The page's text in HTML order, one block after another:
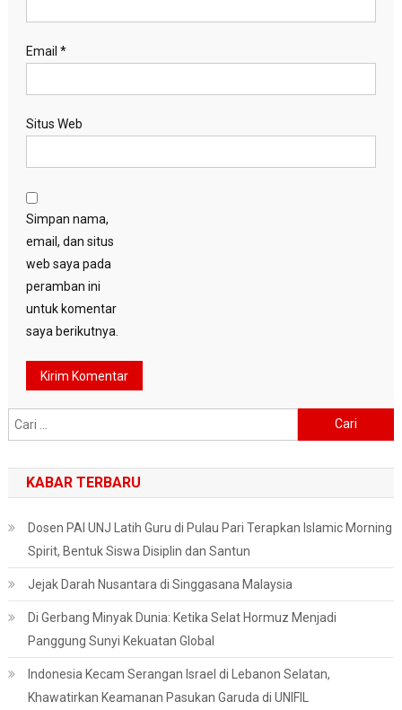
Email *
Situs Web
Simpan nama,
email, dan situs
web saya pada
peramban ini
untuk komentar
saya berikutnya.
untuk:
KABAR TERBARU
Dosen PAI UNJ Latih Guru di Pulau Pari Terapkan Islamic Morning
Spirit, Bentuk Siswa Disiplin dan Santun
Jejak Darah Nusantara di Singgasana Malaysia
Di Gerbang Minyak Dunia: Ketika Selat Hormuz Menjadi
Panggung Sunyi Kekuatan Global
Indonesia Kecam Serangan Israel di Lebanon Selatan,
Khawatirkan Keamanan Pasukan Garuda di UNIFIL